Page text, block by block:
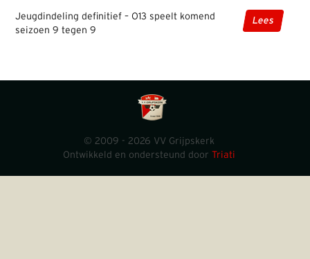
Jeugdindeling definitief – O13 speelt komend
seizoen 9 tegen 9
Lees
© 2009 - 2026 VV Grijpskerk
Ontwikkeld en ondersteund door Triati